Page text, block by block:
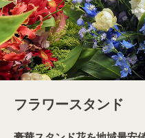
フラワースタンド